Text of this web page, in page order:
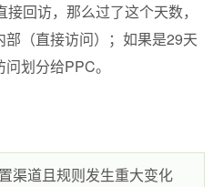
回访，那么过了这个天数，
（直接访问）；如果是29天
划分给PPC。
渠道且规则发生重大变化